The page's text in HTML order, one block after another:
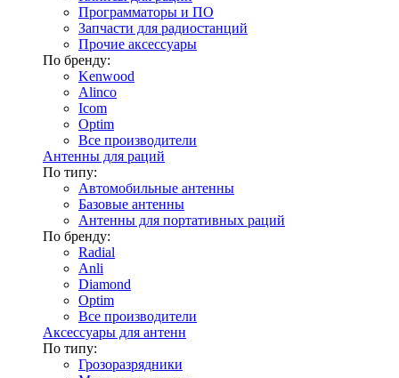
Программаторы и ПО
Запчасти для радиостанций
Прочие аксессуары
По бренду:
Kenwood
Alinco
Icom
Optim
Все производители
Антенны для раций
По типу:
Автомобильные антенны
Базовые антенны
Антенны для портативных раций
По бренду:
Radial
Anli
Diamond
Optim
Все производители
Аксессуары для антенн
По типу:
Грозоразрядники